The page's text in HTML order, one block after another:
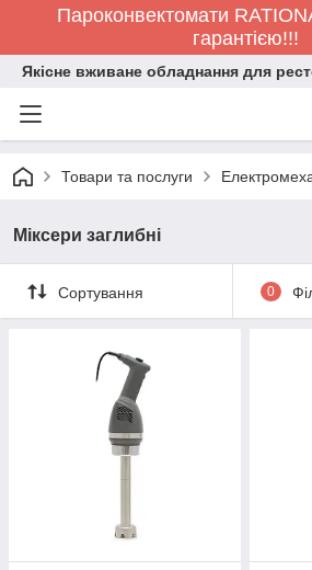
Пароконвектомати
гарантією!!!
Якісне вживане обладнання для
Товари та послуги
Міксери заглибні
Сортування 0